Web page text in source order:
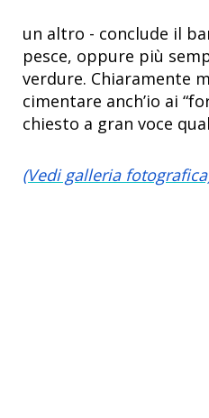
un altro - conclude il
pesce, oppure più
verdure. Chiaramente
cimentare anch’io ai
chiesto a gran voce
(Vedi galleria